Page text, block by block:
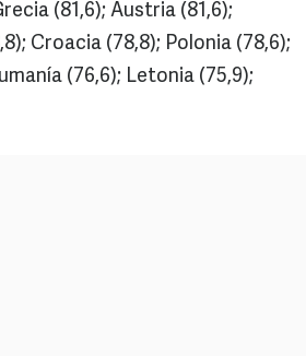
(81,6); Austria (81,6);
Croacia (78,8); Polonia (78,6);
(76,6); Letonia (75,9);